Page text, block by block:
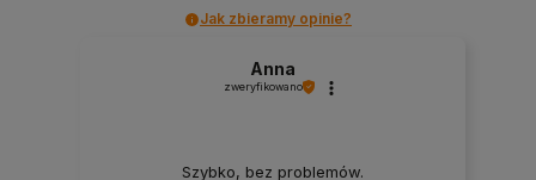
Jak zbieramy opinie?
Anna
zweryfikowano
Szybko, bez problemów.